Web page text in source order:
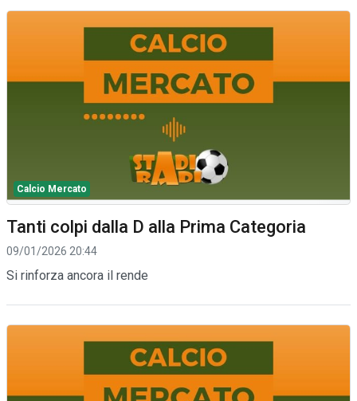
Calcio Mercato
Tanti colpi dalla D alla Prima Categoria
09/01/2026 20:44
Si rinforza ancora il rende